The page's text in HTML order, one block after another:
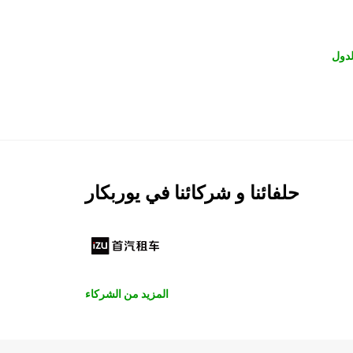
حلفائنا و شركائنا في يوربكار
المزيد من الشركاء